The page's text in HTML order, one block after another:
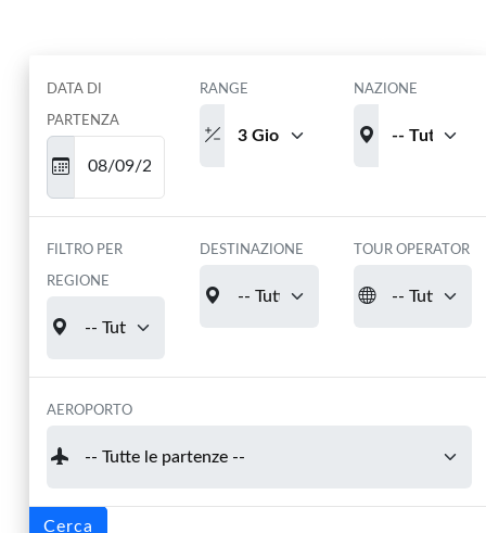
DATA DI
PARTENZA
RANGE NAZIONE
FILTRO PER
REGIONE
DESTINAZIONE TOUR OPERATOR
AEROPORTO
Cerca